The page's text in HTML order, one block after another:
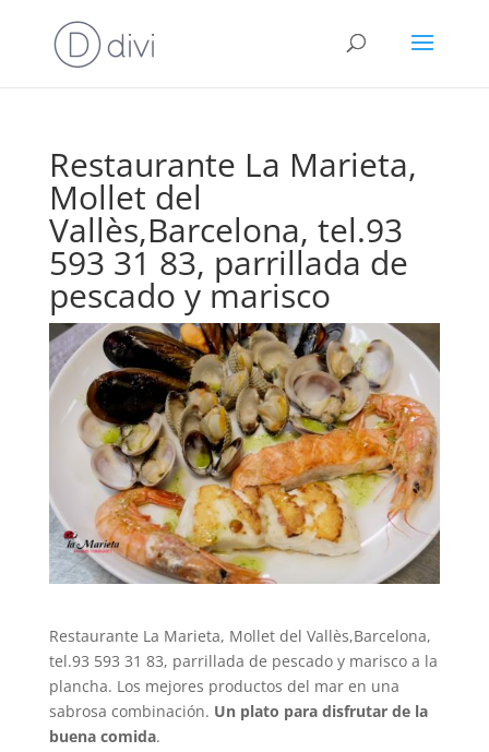
Restaurante La Marieta,
Mollet del
Vallès,Barcelona, tel.93
593 31 83, parrillada de
pescado y marisco
Restaurante La Marieta, Mollet del Vallès,Barcelona,
tel.93 593 31 83, parrillada de pescado y marisco a la
plancha. Los mejores productos del mar en una
sabrosa combinación. Un plato para disfrutar de la
buena comida.